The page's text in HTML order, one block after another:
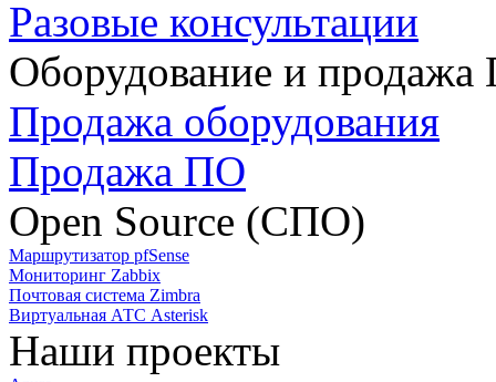
Разовые консультации
Оборудование и
Продажа оборудования
Продажа ПО
Open Source (СПО)
Маршрутизатор pfSense
Мониторинг Zabbix
Почтовая система Zimbra
Виртуальная АТС Asterisk
Наши проекты